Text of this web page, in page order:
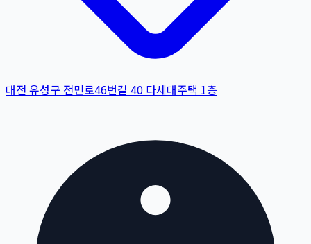
대전 유성구 전민로46번길 40 다세대주택 1층